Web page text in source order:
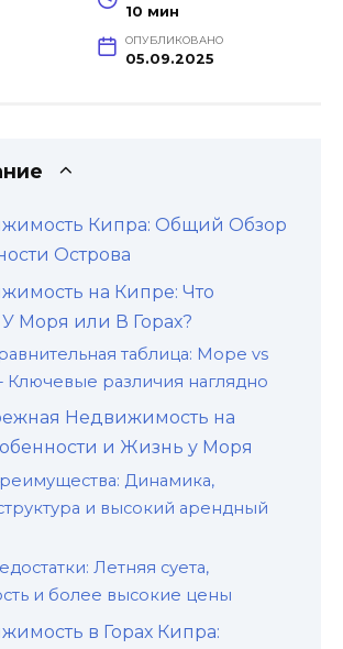
10 мин
ОПУБЛИКОВАНО
05.09.2025
Кипра: Общий Обзор
Острова
на Кипре: Что
Моря или В Горах?
таблица: Море vs
различия наглядно
Недвижимость на
и Жизнь у Моря
Динамика,
и высокий арендный
Летняя суета,
и более высокие цены
в Горах Кипра: